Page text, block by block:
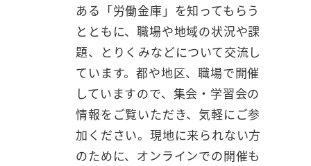
ある「労働金庫」を知ってもらう
とともに、職場や地域の状況や課
題、とりくみなどについて交流し
ています。都や地区、職場で開催
していますので、集会・学習会の
情報をご覧いただき、気軽にご参
加ください。現地に来られない方
のために、オンラインでの開催も